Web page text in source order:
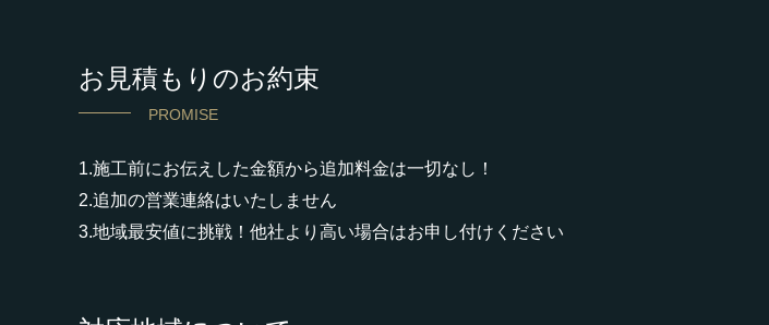
お見積もりのお約束
PROMISE
1.施工前にお伝えした金額から追加料金は一切なし！
2.追加の営業連絡はいたしません
3.地域最安値に挑戦！他社より高い場合はお申し付けください